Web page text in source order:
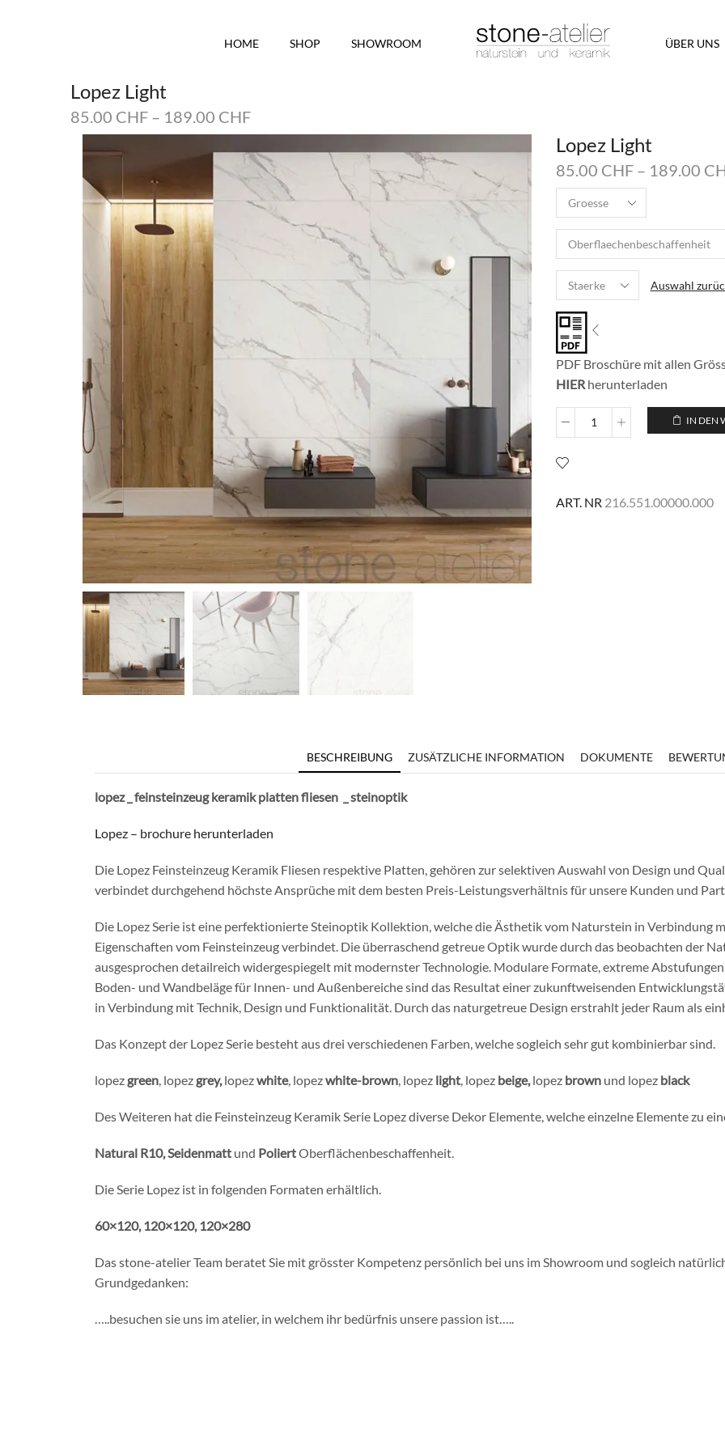
HOME SHOP SHOWROOM ÜBER UNS
Lopez Light
85.00 CHF – 189.00 CHF
Lopez Light
85.00 CHF – 189.00
Auswahl
PDF Broschüre mit allen
HIER herunterladen
Lopez
IN DEN
ART. NR 216.551.00000.000
BESCHREIBUNG ZUSÄTZLICHE INFORMATION DOKUMENTE
lopez _ feinsteinzeug keramik platten fliesen _ steinoptik
Lopez – brochure herunterladen
Die Lopez Feinsteinzeug Keramik Fliesen respektive Platten, gehören zur selektiven Auswahl von Design und
verbindet durchgehend höchste Ansprüche mit dem besten Preis-Leistungsverhältnis für unsere Kunden und
Die Lopez Serie ist eine perfektionierte Steinoptik Kollektion, welche die Ästhetik vom Naturstein in Verbindung
Eigenschaften vom Feinsteinzeug verbindet. Die überraschend getreue Optik wurde durch das beobachten der
ausgesprochen detailreich widergespiegelt mit modernster Technologie. Modulare Formate, extreme
Boden- und Wandbeläge für Innen- und Außenbereiche sind das Resultat einer zukunftweisenden
in Verbindung mit Technik, Design und Funktionalität. Durch das naturgetreue Design erstrahlt jeder Raum als
Das Konzept der Lopez Serie besteht aus drei verschiedenen Farben, welche sogleich sehr gut kombinierbar sind.
lopez green, lopez grey,lopezwhite, lopezwhite-brown, lopez light, lopez beige,lopez brown und lopez black
Des Weiteren hat die Feinsteinzeug Keramik Serie Lopez diverse Dekor Elemente, welche einzelne Elemente zu
Natural R10, Seidenmatt und PoliertOberflächenbeschaffenheit.
Die Serie Lopez ist in folgenden Formaten erhältlich.
60×120, 120×120, 120×280
Das stone-atelier Team beratet Sie mit grösster Kompetenz persönlich bei uns im Showroom und sogleich
Grundgedanken:
…..besuchen sie uns im atelier, in welchem ihr bedürfnis unsere passion ist…..